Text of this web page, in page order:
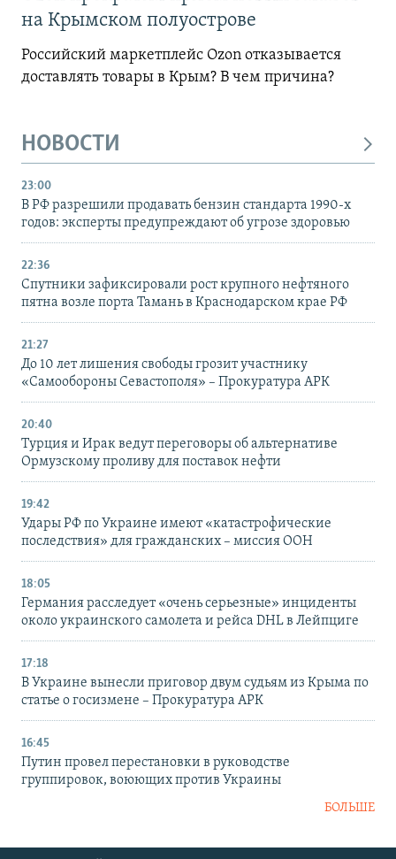
на Крымском полуострове
Российский маркетплейс Ozon отказывается
доставлять товары в Крым? В чем причина?
НОВОСТИ
23:00
В РФ разрешили продавать бензин стандарта 1990-х
годов: эксперты предупреждают об угрозе здоровью
22:36
Спутники зафиксировали рост крупного нефтяного
пятна возле порта Тамань в Краснодарском крае РФ
21:27
До 10 лет лишения свободы грозит участнику
«Самообороны Севастополя» – Прокуратура АРК
20:40
Турция и Ирак ведут переговоры об альтернативе
Ормузскому проливу для поставок нефти
19:42
Удары РФ по Украине имеют «катастрофические
последствия» для гражданских – миссия ООН
18:05
Германия расследует «очень серьезные» инциденты
около украинского самолета и рейса DHL в Лейпциге
17:18
В Украине вынесли приговор двум судьям из Крыма по
статье о госизмене – Прокуратура АРК
16:45
Путин провел перестановки в руководстве
группировок, воюющих против Украины
БОЛЬШЕ